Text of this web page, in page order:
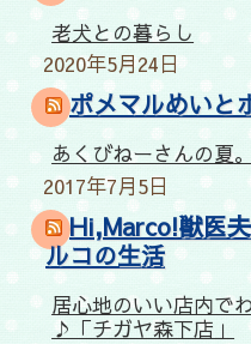
老犬との暮らし
2020年5月24日
ポメマルめいと
あくびねーさんの夏。
2017年7月5日
Hi,Marco!獣医
ルコの生活
居心地のいい店内で
♪「チガヤ森下店」